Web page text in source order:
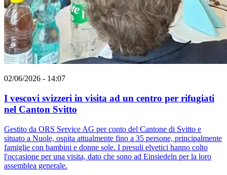
02/06/2026 - 14:07
I vescovi svizzeri in visita ad un centro per rifugiati
nel Canton Svitto
Gestito da ORS Service AG per conto del Cantone di Svitto e
situato a Nuole, ospita attualmente fino a 35 persone, principalmente
famiglie con bambini e donne sole. I presuli elvetici hanno colto
l'occasione per una visita, dato che sono ad Einsiedeln per la loro
assemblea generale.